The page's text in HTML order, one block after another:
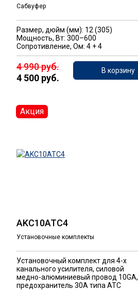
Сабвуфер
Размер, дюйм (мм): 12 (305)
Мощность, Вт: 300–600
Сопротивление, Ом: 4 + 4
4 990 руб.
4 500 руб.
В корзину
AKC10ATC4
Установочные комплекты
Установочный комплект для 4-х
канального усилителя, силовой
медно-алюминиевый провод 10GA,
предохранитель 30А типа ATC
Акция